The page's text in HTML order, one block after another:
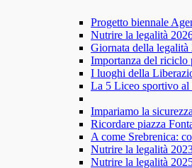
Progetto biennale
Nutrire la legalità
Giornata della legalità
Importanza del riciclo
I luoghi della
La 5 Liceo sportivo al
Impariamo la
Ricordare piazza
A come Srebrenica:
Nutrire la legalità
Nutrire la legalità